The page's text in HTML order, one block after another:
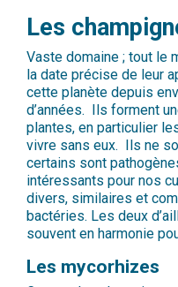
Les
Vaste domaine ; tout le
la date précise de leur
cette planète depuis
d’années. Ils forment
plantes, en particulier
vivre sans eux. Ils ne
certains sont
intéressants pour nos
divers, similaires et
bactéries. Les deux
souvent en harmonie
Les mycorhizes